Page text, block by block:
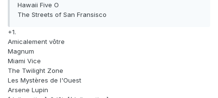
Hawaii Five O
The Streets of San Fransisco
+1.
Amicalement vôtre
Magnum
Miami Vice
The Twilight Zone
Les Mystères de l'Ouest
Arsene Lupin